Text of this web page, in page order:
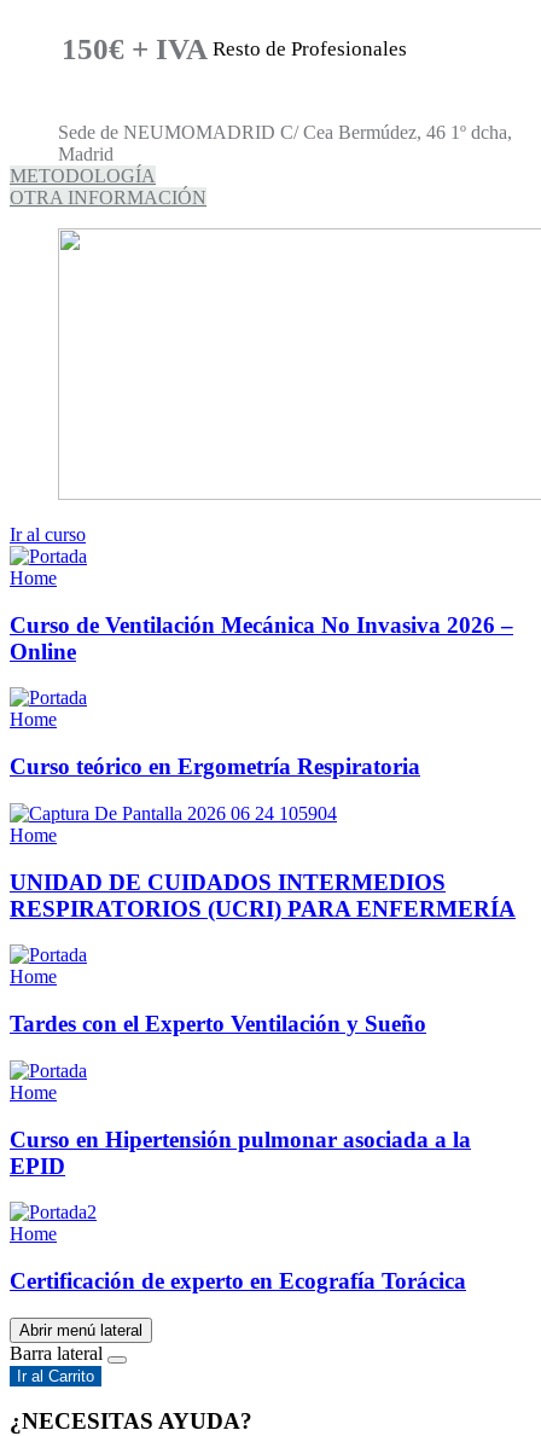
150€ + IVA Resto de Profesionales
Sede de NEUMOMADRID C/ Cea Bermúdez, 46 1º dcha,
Madrid
METODOLOGÍA
OTRA INFORMACIÓN
Ir al curso
Home
Curso de Ventilación Mecánica No Invasiva 2026 –
Online
Home
Curso teórico en Ergometría Respiratoria
Home
UNIDAD DE CUIDADOS INTERMEDIOS
RESPIRATORIOS (UCRI) PARA ENFERMERÍA
Home
Tardes con el Experto Ventilación y Sueño
Home
Curso en Hipertensión pulmonar asociada a la
EPID
Home
Certificación de experto en Ecografía Torácica
Abrir menú lateral
Barra lateral
Ir al Carrito
¿NECESITAS AYUDA?